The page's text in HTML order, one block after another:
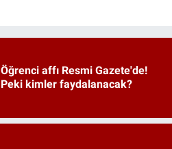
Öğrenci affı Resmi Gazete'de!
Peki kimler faydalanacak?